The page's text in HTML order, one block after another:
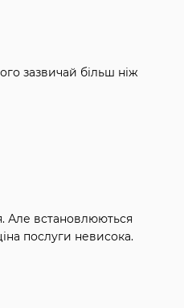
зазвичай більш ніж
Але встановлюються
послуги невисока.